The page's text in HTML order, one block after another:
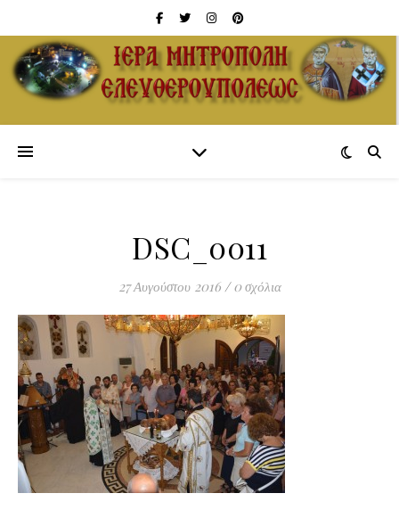
DSC_0011
27 Αυγούστου 2016 / 0 σχόλια